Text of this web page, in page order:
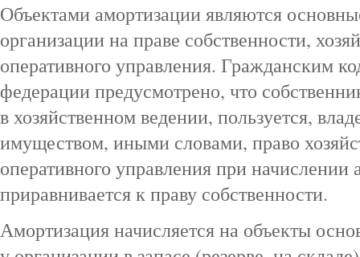
Объектами амортизации являются
организации на праве собственности,
оперативного управления. Гражданским
федерации предусмотрено, что
в хозяйственном ведении, пользуется,
имуществом, иными словами, право
оперативного управления при начислении
приравнивается к праву собственности.
Амортизация начисляется на объекты